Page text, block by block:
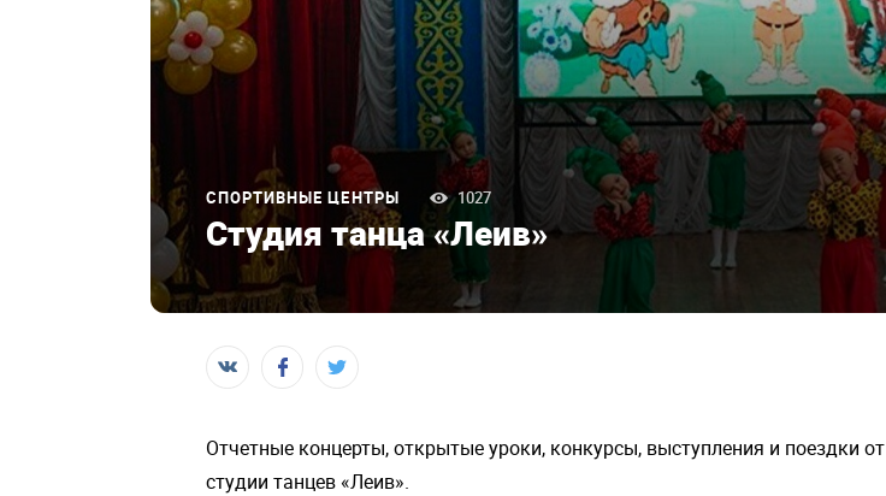
СПОРТИВНЫЕ ЦЕНТРЫ 1027
Студия танца «Леив»
Отчетные концерты, открытые уроки, конкурсы, выступления и поездки от
студии танцев «Леив».